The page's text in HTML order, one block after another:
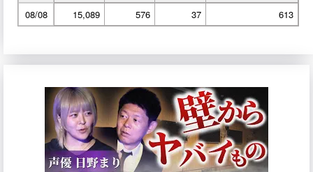
08/08
15,089 576 37 613